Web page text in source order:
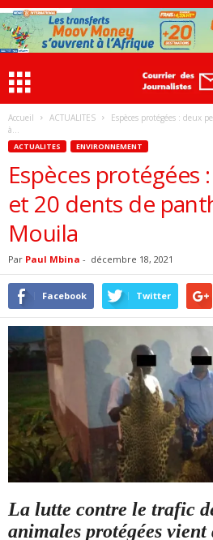
Accueil ACTUALITES
Espèces protégées : deux
à...
ACTUALITES ENVIRONNEMENT
Espèces protégées
et 20 dents de
Mouila
Par Paul Mbina - décembre 18, 2021
Facebook Twitter
La lutte contre le trafic
animales protégées